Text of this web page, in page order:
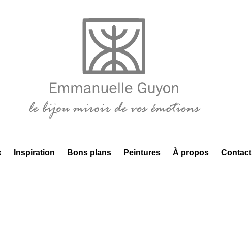
Inspiration Bons plans Peintures À propos Contact